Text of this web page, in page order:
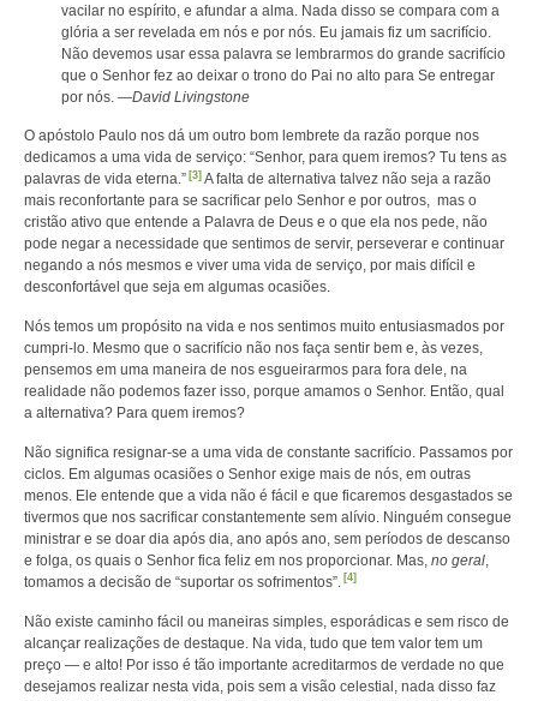
vacilar no espírito, e afundar a alma. Nada disso se compara com a
glória a ser revelada em nós e por nós. Eu jamais fiz um sacrifício.
Não devemos usar essa palavra se lembrarmos do grande sacrifício
que o Senhor fez ao deixar o trono do Pai no alto para Se entregar
por nós. —David Livingstone
O apóstolo Paulo nos dá um outro bom lembrete da razão porque nos
dedicamos a uma vida de serviço: “Senhor, para quem iremos? Tu tens as
palavras de vida eterna.” [3]A falta de alternativa talvez não seja a razão
mais reconfortante para se sacrificar pelo Senhor e por outros, mas o
cristão ativo que entende a Palavra de Deus e o que ela nos pede, não
pode negar a necessidade que sentimos de servir, perseverar e continuar
negando a nós mesmos e viver uma vida de serviço, por mais difícil e
desconfortável que seja em algumas ocasiões.
Nós temos um propósito na vida e nos sentimos muito entusiasmados por
cumpri-lo. Mesmo que o sacrifício não nos faça sentir bem e, às vezes,
pensemos em uma maneira de nos esgueirarmos para fora dele, na
realidade não podemos fazer isso, porque amamos o Senhor. Então, qual
a alternativa? Para quem iremos?
Não significa resignar-se a uma vida de constante sacrifício. Passamos por
ciclos. Em algumas ocasiões o Senhor exige mais de nós, em outras
menos. Ele entende que a vida não é fácil e que ficaremos desgastados se
tivermos que nos sacrificar constantemente sem alívio. Ninguém consegue
ministrar e se doar dia após dia, ano após ano, sem períodos de descanso
e folga, os quais o Senhor fica feliz em nos proporcionar. Mas, no geral,
tomamos a decisão de “suportar os sofrimentos”. [4]
Não existe caminho fácil ou maneiras simples, esporádicas e sem risco de
alcançar realizações de destaque. Na vida, tudo que tem valor tem um
preço — e alto! Por isso é tão importante acreditarmos de verdade no que
desejamos realizar nesta vida, pois sem a visão celestial, nada disso faz